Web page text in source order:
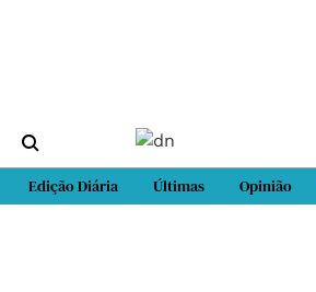
Edição Diária Últimas Opinião